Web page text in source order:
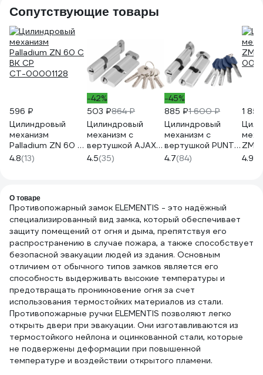
Сопутствующие товары
596 ₽
Цилиндровый
механизм
Palladium ZN 60 C
BK CP
СТ-00001128
4.8(13)
-42%
503 ₽864 ₽
Цилиндровый
механизм с
вертушкой AJAX
AX202/80 mm
35+10+35 CP хром
4.5(35)
-45%
885 ₽1 600 ₽
Цилиндровый
механизм с
вертушкой PUNTO
Z402/70 mm
30+10+30 CP
4.7(84)
1
ZM-
4.9
О товаре
Противопожарный замок ELEMENTIS - это надёжный
специализированный вид замка, который обеспечивает
защиту помещений от огня и дыма, препятствуя его
распространению в случае пожара, а также способствует
безопасной эвакуации людей из здания. Основным
отличием от обычного типов замков является его
способность выдерживать высокие температуры и
предотвращать проникновение огня за счет
использования термостойких материалов из стали.
Противопожарные ручки ELEMENTIS позволяют легко
открыть двери при эвакуации. Они изготавливаются из
термостойкого нейлона и оцинкованной стали, которые
не подвержены деформации при повышенной
температуре и воздействии открытого пламени.